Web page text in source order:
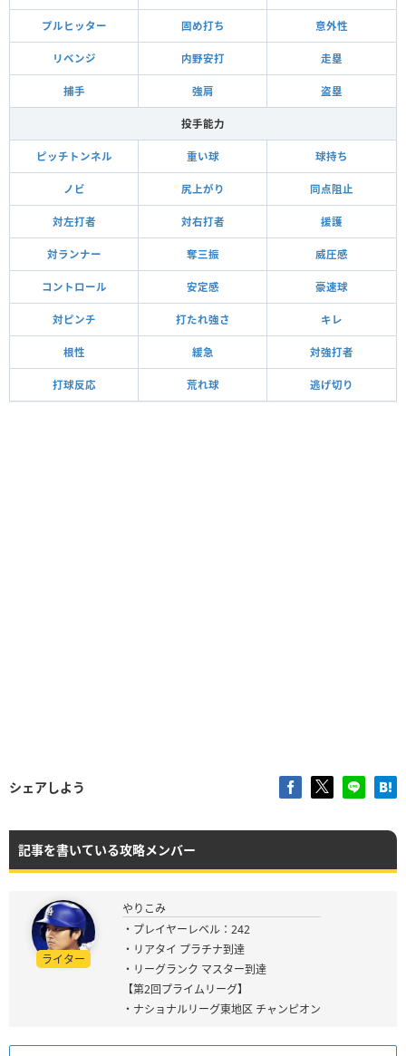
プルヒッター 固め打ち 意外性
リベンジ 内野安打 走塁
捕手 強肩 盗塁
投手能力
ピッチトンネル 重い球 球持ち
ノビ 尻上がり 同点阻止
対左打者 対右打者 援護
対ランナー 奪三振 威圧感
コントロール 安定感 豪速球
対ピンチ 打たれ強さ キレ
根性 緩急 対強打者
打球反応 荒れ球 逃げ切り
シェアしよう
記事を書いている攻略メンバー
ライター
やりこみ
・プレイヤーレベル：242
・リアタイ プラチナ到達
・リーグランク マスター到達
【第2回プライムリーグ】
・ナショナルリーグ東地区 チャンピオン